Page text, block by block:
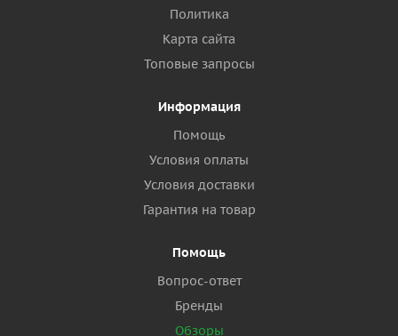
Политика
Карта сайта
Топовые запросы
Информация
Помощь
Условия оплаты
Условия доставки
Гарантия на товар
Помощь
Вопрос-ответ
Бренды
Обзоры